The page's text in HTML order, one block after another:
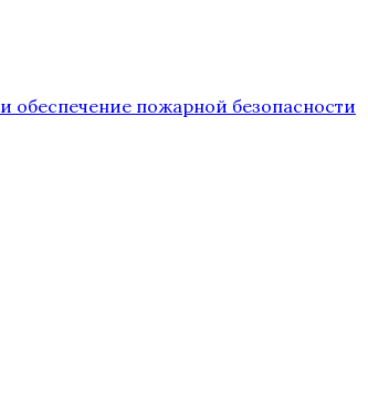
обеспечение пожарной безопасности